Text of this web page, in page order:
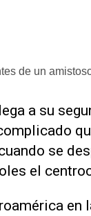
de un
a su
se
el
en